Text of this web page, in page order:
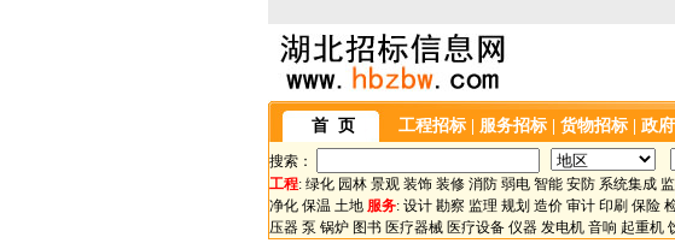
首 页 工程招标 服务招标 货物招标 政
搜索：
工程: 绿化 园林 景观 装饰 装修 消防 弱电 智能 安防 系统集成
净化 保温 土地 服务: 设计 勘察 监理 规划 造价 审计 印刷 保险
压器 泵 锅炉 图书 医疗器械 医疗设备 仪器 发电机 音响 起重机